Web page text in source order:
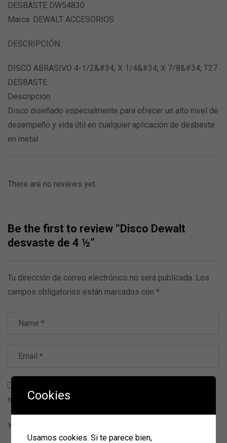
DESBASTE DW54830
Marca: DEWALT ACCESORIOS
DESCRIPCIÓN:
DISCO ABRASIVO 4-1/2&#34; X 1/4&#34; X 7/8&#34; T27
DESBASTE
Descripción
Disco diseñado especialmente para ofrecer un alto nivel de
desempeño y vida útil en cualquier aplicación de desbaste
en metal.
There are no reviews yet.
Be the first to review “Disco Dewalt
desvaste de 4 ½”
Tu dirección de correo electrónico no será publicada. Los
campos obligatorios están marcados con *
navegador para la próxima vez que comente.
Your Rating
Cookies
Usamos cookies. Si te parece bien,